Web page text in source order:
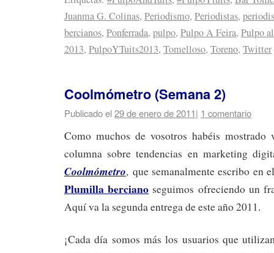
Juanma G. Colinas, Periodismo, Periodistas,
bercianos, Ponferrada, pulpo, Pulpo A Feira, Pulpo
2013, PulpoYTuits2013, Tomelloso, Toreno, Twitter
Coolmómetro (Semana 2)
Publicado el29 de enero de 2011| 1 comentario
Como muchos de vosotros habéis
columna sobre tendencias en marketing
Coolmómetro, que semanalmente escribo en
Plumilla berciano seguimos ofreciendo un
Aquí va la segunda entrega de este año 2011.
¡Cada día somos más los usuarios que